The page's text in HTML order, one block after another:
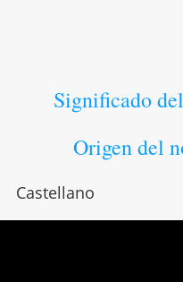
Significado
Origen del
Castellano